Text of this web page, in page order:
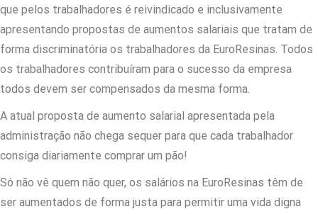
que pelos trabalhadores é reivindicado e inclusivamente
apresentando propostas de aumentos salariais que tratam de
forma discriminatória os trabalhadores da EuroResinas. Todos
os trabalhadores contribuíram para o sucesso da empresa
todos devem ser compensados da mesma forma.
A atual proposta de aumento salarial apresentada pela
administração não chega sequer para que cada trabalhador
consiga diariamente comprar um pão!
Só não vê quem não quer, os salários na EuroResinas têm de
ser aumentados de forma justa para permitir uma vida digna